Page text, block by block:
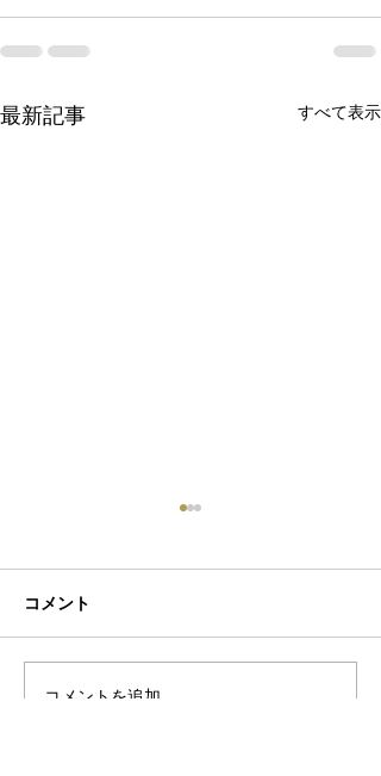
最新記事 すべて表示
初ネイル
コメント
コメントを追加…